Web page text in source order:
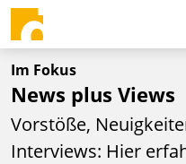
Im Fokus
News plus Views
Vorstöße,
Interviews: Hier